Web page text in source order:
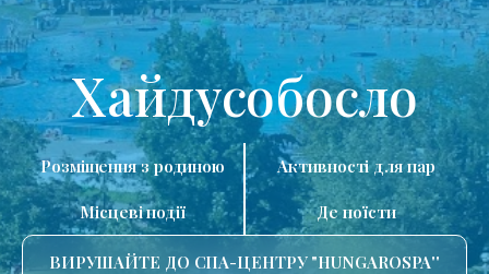
Хайдусобосло
Розміщення з родиною Активності для пар
Місцеві події Де поїсти
ВИРУШАЙТЕ ДО СПА-ЦЕНТРУ "HUNGAROSPA''